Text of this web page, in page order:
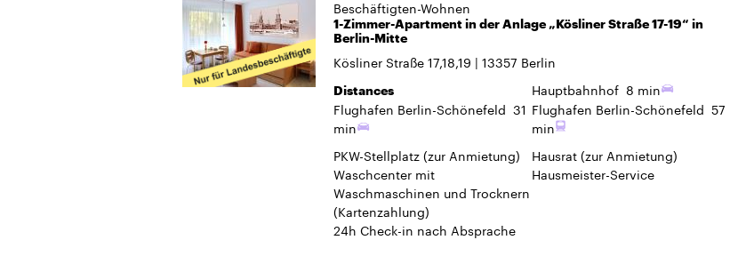
PKW-Stellplatz(zur Anmietung)
Waschcenter mit
Waschmaschinen und Trocknern
(Kartenzahlung)
Hausmeister-Service
24h Check-in
Central Home
1-Zimmer-Apartment in der Anlage „Stresemannstraße 17/19“ in
Berlin-Friedrichshain-Kreuzberg
Stresemannstraße 17
Distances